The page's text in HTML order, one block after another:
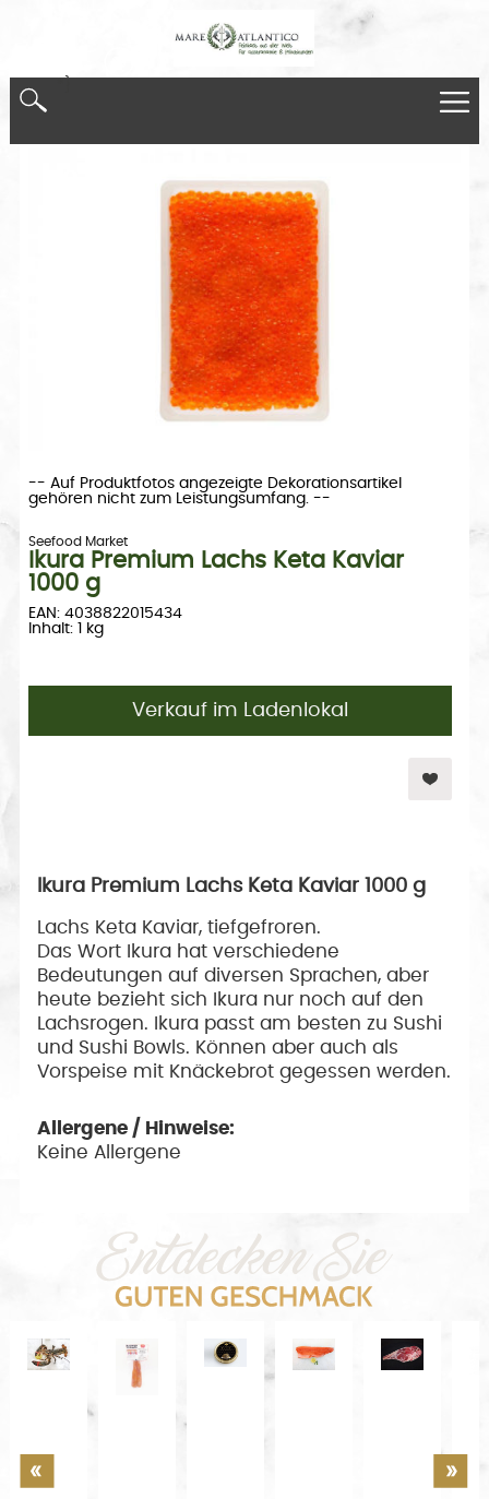
-- Auf Produktfotos angezeigte Dekorationsartikel
gehören nicht zum Leistungsumfang. --
Seefood Market
Ikura Premium Lachs Keta Kaviar
1000 g
EAN: 4038822015434
Inhalt: 1 kg
Verkauf im Ladenlokal
Ikura Premium Lachs Keta Kaviar 1000 g
Lachs Keta Kaviar, tiefgefroren.
Das Wort Ikura hat verschiedene
Bedeutungen auf diversen Sprachen, aber
heute bezieht sich Ikura nur noch auf den
Lachsrogen. Ikura passt am besten zu Sushi
und Sushi Bowls. Können aber auch als
Vorspeise mit Knäckebrot gegessen werden.
Allergene / Hinweise:
Keine Allergene